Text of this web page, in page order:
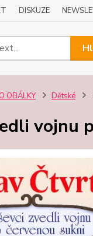
DISKUZE
OBÁLKY Dětské
vojnu